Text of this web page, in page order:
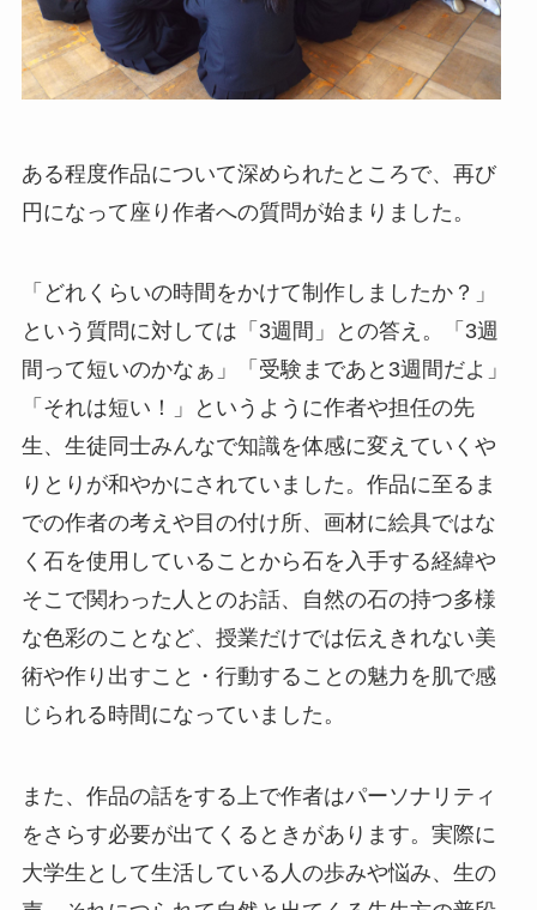
ある程度作品について深められたところで、再び
円になって座り作者への質問が始まりました。
「どれくらいの時間をかけて制作しましたか？」
という質問に対しては「3週間」との答え。「3週
間って短いのかなぁ」「受験まであと3週間だよ」
「それは短い！」というように作者や担任の先
生、生徒同士みんなで知識を体感に変えていくや
りとりが和やかにされていました。作品に至るま
での作者の考えや目の付け所、画材に絵具ではな
く石を使用していることから石を入手する経緯や
そこで関わった人とのお話、自然の石の持つ多様
な色彩のことなど、授業だけでは伝えきれない美
術や作り出すこと・行動することの魅力を肌で感
じられる時間になっていました。
また、作品の話をする上で作者はパーソナリティ
をさらす必要が出てくるときがあります。実際に
大学生として生活している人の歩みや悩み、生の